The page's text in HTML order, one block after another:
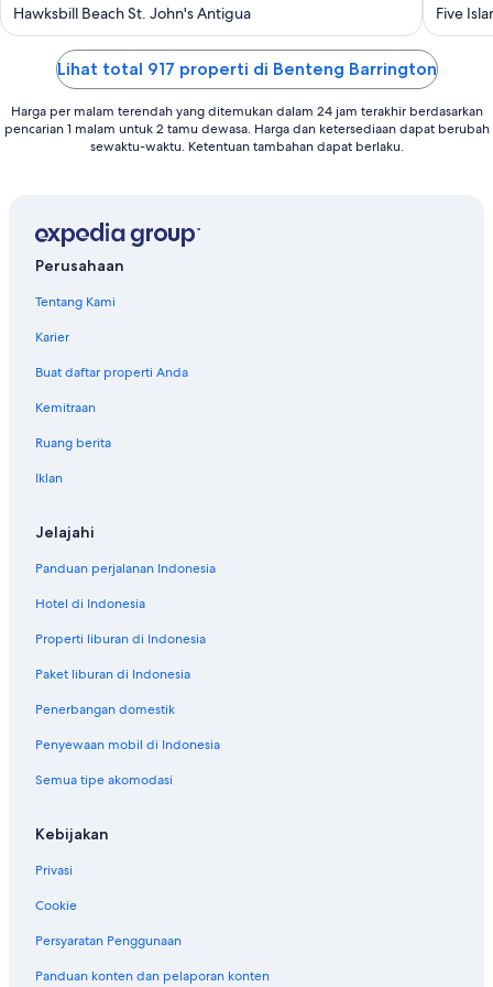
out
of
Hawksbill Beach St. John's Antigua
out
of
5
Five
Lihat total 917 properti di Benteng Barrington
Harga per malam terendah yang ditemukan dalam 24 jam terakhir berdasarkan
pencarian 1 malam untuk 2 tamu dewasa. Harga dan ketersediaan dapat berubah
sewaktu-waktu. Ketentuan tambahan dapat berlaku.
Perusahaan
Tentang Kami
Karier
Buat daftar properti Anda
Kemitraan
Ruang berita
Iklan
Jelajahi
Panduan perjalanan Indonesia
Hotel di Indonesia
Properti liburan di Indonesia
Paket liburan di Indonesia
Penerbangan domestik
Penyewaan mobil di Indonesia
Semua tipe akomodasi
Kebijakan
Privasi
Cookie
Persyaratan Penggunaan
Panduan konten dan pelaporan konten